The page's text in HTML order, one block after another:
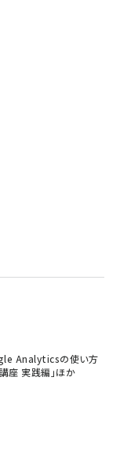
Analyticsの使い方
座 実践編」ほか